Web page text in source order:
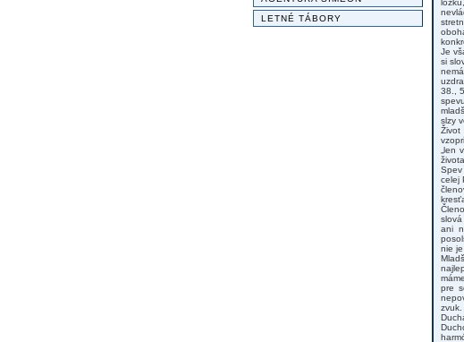
LETNÉ TÁBORY
Je
si
38.,
slzy
Život
„len
celej
ani
nie je
pre